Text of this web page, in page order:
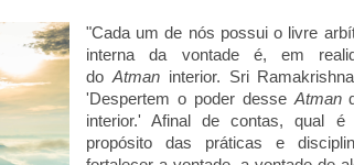
"Cada um de nós possui o livre
interna da vontade é, em
doAtman interior. Sri
'Despertem o poder desseAtman
interior.' Afinal de contas, qual
propósito das práticas e